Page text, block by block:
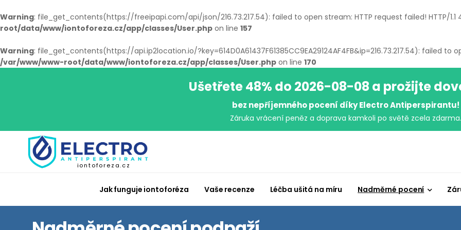
Warning: file_get_contents(https://freeipapi.com/api/json/216.73.217.54): failed to open stream: HTTP request failed! HTTP/1.1
root/data/www/iontoforeza.cz/app/classes/User.php on line 157
Warning: file_get_contents(https://api.ip2location.io/?key=614D0A61437F61385CC9EA29124AF4FB&ip=216.73.217.54): failed to
/var/www/www-root/data/www/iontoforeza.cz/app/classes/User.php on line 170
Ušetřete 48% do 2026-08-08 a prožijte
bez nepříjemného pocení díky Electro Antiperspirantu!
Záruka vrácení peněz a doprava kamkoli po světě zcela zdarma.
iontoforeza.cz
Jak funguje iontoforéza Vaše recenze Léčba ušitá na míru Nadměrné pocení